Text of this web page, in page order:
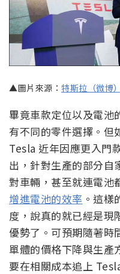
▲圖片來源： 特斯拉（微博）
畢竟車款定位以及電池
有不同的零件選擇。但
Tesla 近年因應更入門
出，針對生產的部分
對車輛，甚至就連電池
增進電池的效率 。這
度，說真的就已經是現
優勢了。可預期隨著時
單體的價格下降與生產
要在相關成本追上